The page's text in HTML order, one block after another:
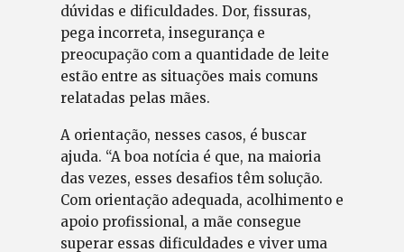
dúvidas e dificuldades. Dor, fissuras,
pega incorreta, insegurança e
preocupação com a quantidade de leite
estão entre as situações mais comuns
relatadas pelas mães.
A orientação, nesses casos, é buscar
ajuda. “A boa notícia é que, na maioria
das vezes, esses desafios têm solução.
Com orientação adequada, acolhimento e
apoio profissional, a mãe consegue
superar essas dificuldades e viver uma